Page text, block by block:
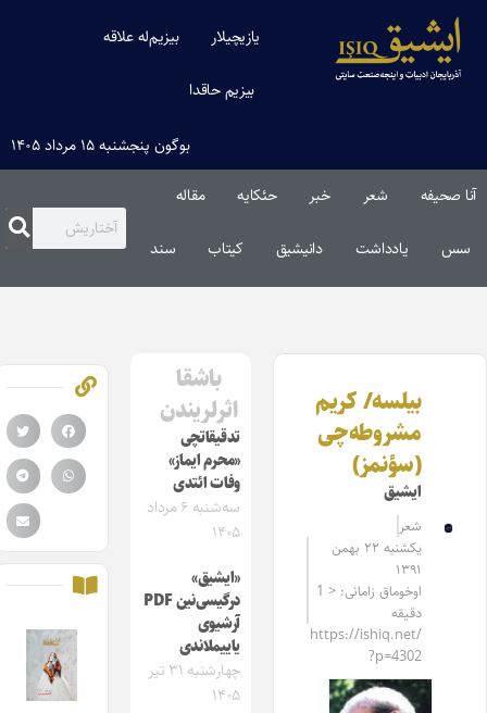
یازیچیلار بیزیم‌له علاقه
بیزیم حاقدا
بوگون پنجشنبه ۱۵ مرداد ۱۴۰۵
آنا صحیفه شعر خبر حئکایه مقاله‌
سس یادداشت دانیشیق کیتاب سند
بیلسه/ کریم
مشروطه‌چی
(سؤنمز)
ایشیق
شعر
یکشنبه ۲۲ بهمن
۱۳۹۱
اوخوماق زامانی: < 1
دقیقه
https://ishiq.net/
?p=4302
باشقا
اثرلریندن
تدقیقاتچی
«محرم ایماز»
وفات ائتدی
سه‌شنبه ۶ مرداد
۱۴۰۵
«ایشیق»
درگیسی‌نین PDF
آرشیوی
یاییملاندی
چهارشنبه ۳۱ تیر
۱۴۰۵